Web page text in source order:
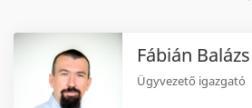
Fábián Balázs
Ügyvezető igazgató